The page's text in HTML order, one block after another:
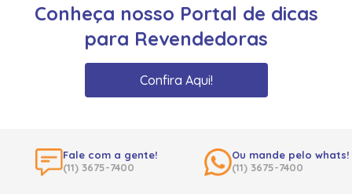
Conheça nosso Portal de dicas
para Revendedoras
Confira Aqui!
Fale com a gente!
(11) 3675-7400
Ou mande pelo whats!
(11) 3675-7400